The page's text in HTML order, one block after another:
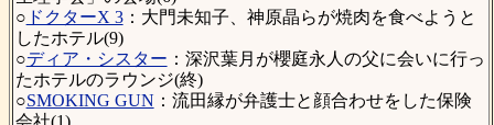
○ ドクターX 3：大門未知子、神原晶らが焼肉を食べようと
したホテル(9)
○ディア・シスター ：深沢葉月が櫻庭永人の父に会いに行っ
たホテルのラウンジ(終)
○SMOKING GUN ：流田縁が弁護士と顔合わせをした保険